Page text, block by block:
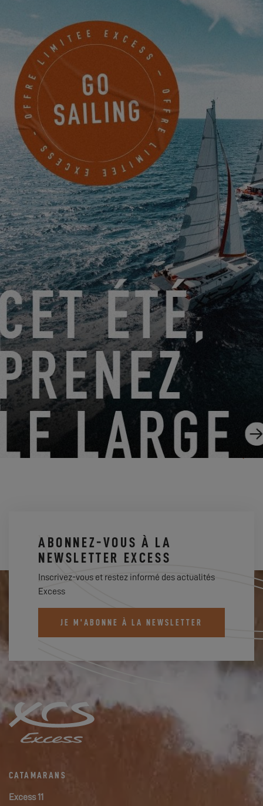
EXCESS 14
EXCESS 11 - DÉJÀ 200 EXEMPLAIRES CONSTRUITS !
02.04.2024
POURQUOI JE ME SUIS ABONNÉ SUR UN CATAMARAN AU
LIEU D’EN ACHETER UN ?
20.02.2024
ABONNEZ-VOUS À LA
NEWSLETTER EXCESS
Inscrivez-vous et restez informé des actualités
Excess
JE M'ABONNE À LA NEWSLETTER
CATAMARANS
Excess 11